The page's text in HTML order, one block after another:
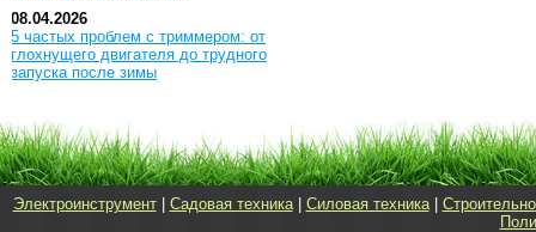
08.04.2026
5 частых проблем с триммером: от
глохнущего двигателя до трудного
запуска после зимы
Электроинструмент| Садовая техника| Силовая техника|